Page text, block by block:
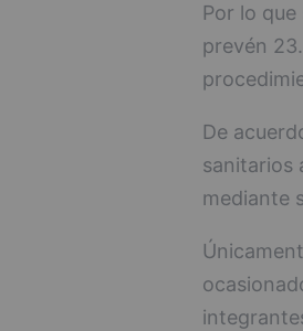
Por lo que
prevén
De
sanitarios
mediante